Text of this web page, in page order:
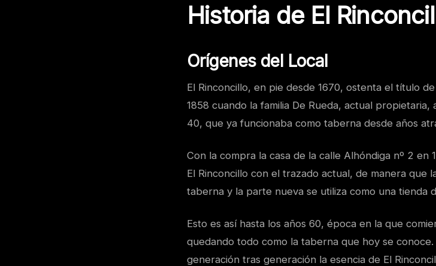
Historia de El
Orígenes del Local
El Rinconcillo, en pie desde 1670, ostenta el título
1858 cuando la familia De Rueda, actual propietaria,
40, que ya funcionaba como taberna desde años
Con la compra la casa de la calle Alhóndiga nº 2 en
El Rinconcillo con el trazado actual, de manera que
taberna y la parte nueva se utiliza como una tienda
Esto es así hasta los años 60, época en la que
quedando todo como la taberna que hoy se
generación tras generación la esencia de El